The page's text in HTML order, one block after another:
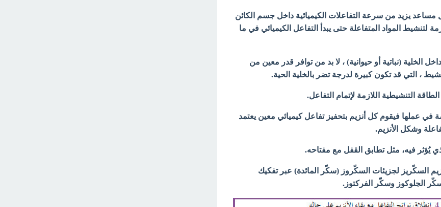
مساعد يزيد من سرعة التفاعلات الكيميائية داخل جسم الكائن
لتنشيط المواد المتفاعلة حتى يبدأ التفاعل الكيميائي في ما
الخلية (نباتية أو حيوانية) ، لا بد من توافر قدر معين من
، التي قد تكون كبيرة لدرجة تضر بالخلية الحية.
التنشيطية اللازمة لإتمام التفاعل.
عملها فيقوم كل أنزيم بتحفيز تفاعل كيميائي معين يعتمد
وشكل الأنزيم.
يُؤثر فيه، مثل تطابق القفل مع مفتاحه.
السكّريز لجزيئات السكّروز(سكّر المائدة) عبر تفكيك
سكّر الجلوكوزوسكّر الفركتوز.